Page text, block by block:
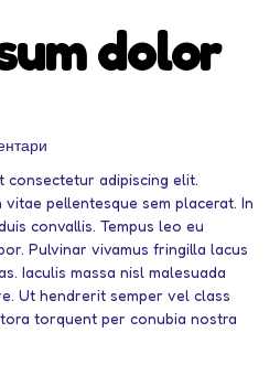
dolor
consectetur adipiscing elit.
pellentesque sem placerat. In
convallis. Tempus leo eu
Pulvinar vivamus fringilla lacus
Iaculis massa nisl malesuada
Ut hendrerit semper vel class
torquent per conubia nostra